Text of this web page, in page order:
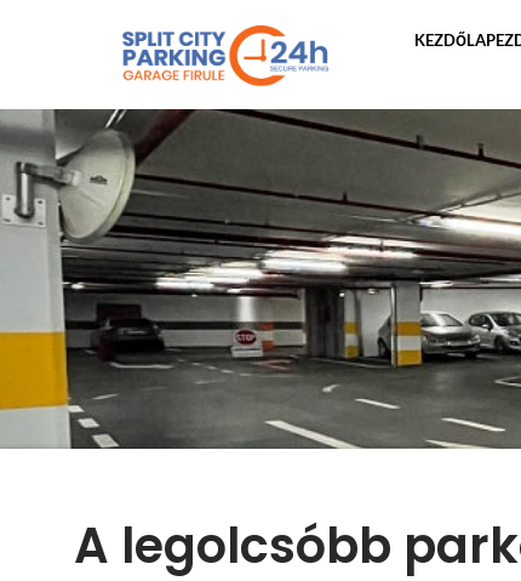
A legolcsóbb